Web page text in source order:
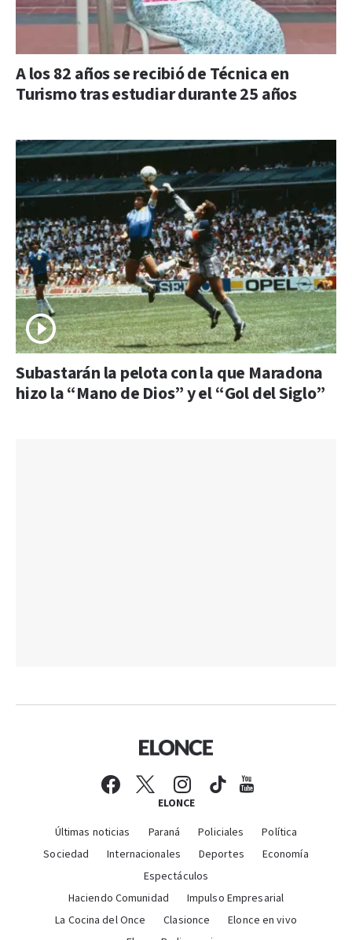
A los 82 años se recibió de Técnica en
Turismo tras estudiar durante 25 años
Subastarán la pelota con la que Maradona
hizo la “Mano de Dios” y el “Gol del Siglo”
ELONCE
Últimas noticias Paraná Policiales
Política
Sociedad
Internacionales Deportes
Economía
Espectáculos
Haciendo Comunidad
Impulso Empresarial
La Cocina del Once
Clasionce
Elonce en vivo